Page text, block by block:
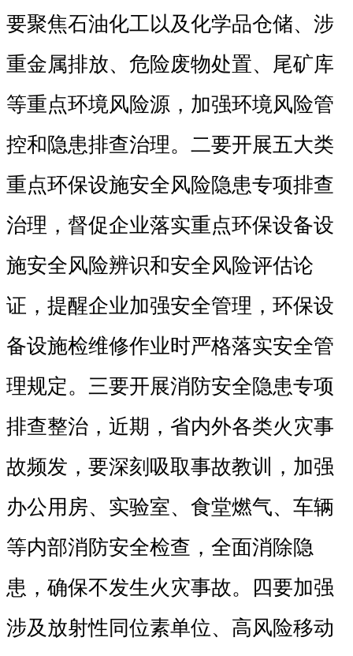
要聚焦石油化工以及化学品仓储、涉
重金属排放、危险废物处置、尾矿库
等重点环境风险源，加强环境风险管
控和隐患排查治理。二要开展五大类
重点环保设施安全风险隐患专项排查
治理，督促企业落实重点环保设备设
施安全风险辨识和安全风险评估论
证，提醒企业加强安全管理，环保设
备设施检维修作业时严格落实安全管
理规定。三要开展消防安全隐患专项
排查整治，近期，省内外各类火灾事
故频发，要深刻吸取事故教训，加强
办公用房、实验室、食堂燃气、车辆
等内部消防安全检查，全面消除隐
患，确保不发生火灾事故。四要加强
涉及放射性同位素单位、高风险移动